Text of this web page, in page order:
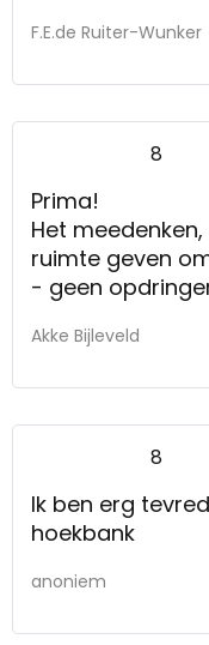
hebben.
F.E.de Ruiter-Wunker
8
Prima!
Het
ruimte geven
- geen
zeker
Akke Bijleveld
8
Ik ben erg
hoekbank
anoniem